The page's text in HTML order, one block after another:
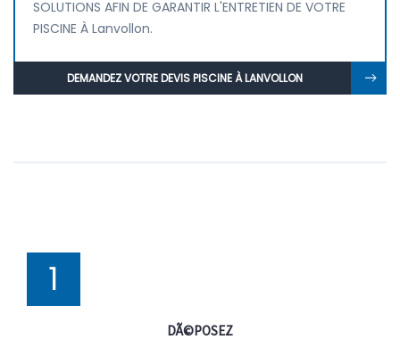
SOLUTIONS AFIN DE GARANTIR L'ENTRETIEN DE VOTRE
PISCINE À Lanvollon.
DEMANDEZ VOTRE DEVIS PISCINE À LANVOLLON
1
DÃ©POSEZ